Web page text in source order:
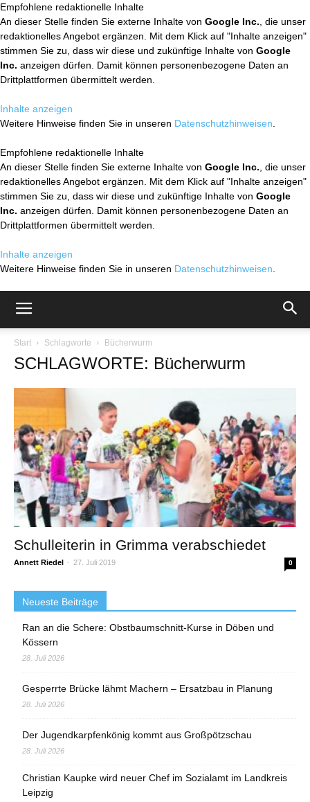
Empfohlene redaktionelle Inhalte
An dieser Stelle finden Sie externe Inhalte von Google Inc. , die unser
redaktionelles Angebot ergänzen. Mit dem Klick auf "Inhalte anzeigen"
stimmen Sie zu, dass wir diese und zukünftige Inhalte von Google
Inc. anzeigen dürfen. Damit können personenbezogene Daten an
Drittplattformen übermittelt werden.
Inhalte anzeigen
Weitere Hinweise finden Sie in unseren Datenschutzhinweisen
Empfohlene redaktionelle Inhalte
An dieser Stelle finden Sie externe Inhalte von Google Inc. , die unser
redaktionelles Angebot ergänzen. Mit dem Klick auf "Inhalte anzeigen"
stimmen Sie zu, dass wir diese und zukünftige Inhalte von Google
Inc. anzeigen dürfen. Damit können personenbezogene Daten an
Drittplattformen übermittelt werden.
Inhalte anzeigen
Weitere Hinweise finden Sie in unseren Datenschutzhinweisen
Start Schlagworte Bücherwurm
SCHLAGWORTE: Bücherwurm
Schulleiterin in Grimma verabschiedet
Annett Riedel - 27. Juli 2019 0
Neueste Beiträge
Ran an die Schere: Obstbaumschnitt-Kurse in Döben und
Kössern
28. Juli 2026
Gesperrte Brücke lähmt Machern – Ersatzbau in Planung
28. Juli 2026
Der Jugendkarpfenkönig kommt aus Großpötzschau
28. Juli 2026
Christian Kaupke wird neuer Chef im Sozialamt im Landkreis
Leipzig